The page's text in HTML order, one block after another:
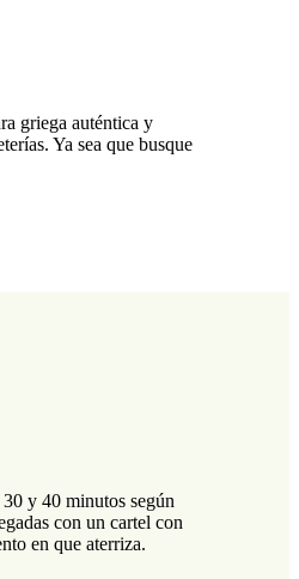
griega auténtica y
Ya sea que busque
y 40 minutos según
con un cartel con
en que aterriza.